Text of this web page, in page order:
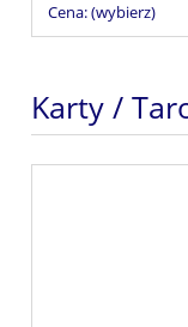
Cena: (wybierz)
Karty /